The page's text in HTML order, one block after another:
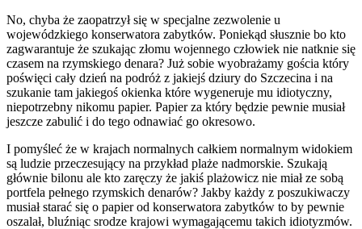
No, chyba że zaopatrzył się w specjalne zezwolenie u
wojewódzkiego konserwatora zabytków. Poniekąd słusznie bo kto
zagwarantuje że szukając złomu wojennego człowiek nie natknie się
czasem na rzymskiego denara? Już sobie wyobrażamy gościa który
poświęci cały dzień na podróż z jakiejś dziury do Szczecina i na
szukanie tam jakiegoś okienka które wygeneruje mu idiotyczny,
niepotrzebny nikomu papier. Papier za który będzie pewnie musiał
jeszcze zabulić i do tego odnawiać go okresowo.
I pomyśleć że w krajach normalnych całkiem normalnym widokiem
są ludzie przeczesujący na przykład plaże nadmorskie. Szukają
głównie bilonu ale kto zaręczy że jakiś plażowicz nie miał ze sobą
portfela pełnego rzymskich denarów? Jakby każdy z poszukiwaczy
musiał starać się o papier od konserwatora zabytków to by pewnie
oszalał, bluźniąc srodze krajowi wymagającemu takich idiotyzmów.